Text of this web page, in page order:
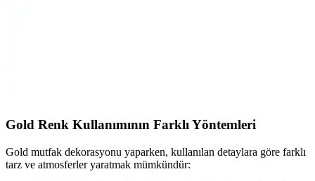
Gold Renk Kullanımının Farklı Yöntemleri
Gold mutfak dekorasyonu yaparken, kullanılan detaylara göre farklı
tarz ve atmosferler yaratmak mümkündür: